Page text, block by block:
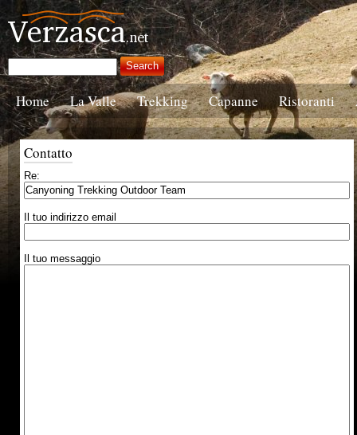
Home La Valle Trekking Capanne Ristoranti
Contatto
Re:
Il tuo indirizzo email
Il tuo messaggio